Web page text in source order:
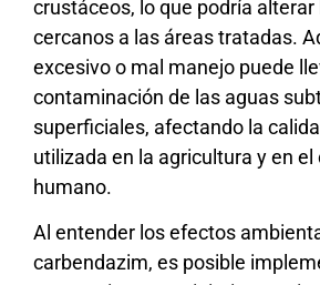
crustáceos, lo que podría
cercanos a las áreas tratadas.
excesivo o mal manejo puede
contaminación de las aguas
superficiales, afectando la
utilizada en la agricultura y en
humano.
Al entender los efectos
carbendazim, es posible